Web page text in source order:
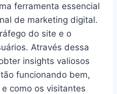
ferramenta essencial
de marketing digital.
do site e o
Através dessa
insights valiosos
funcionando bem,
como os visitantes